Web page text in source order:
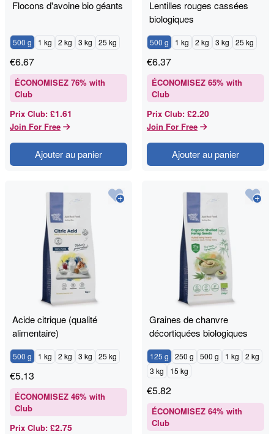
Flocons d'avoine bio géants
500 g 1 kg 2 kg 3 kg 25 kg
€6.67
ÉCONOMISEZ 76% with
Club
Prix Club: £1.61
Join For Free
Ajouter au panier
Lentilles rouges cassées
biologiques
500 g 1 kg 2 kg 3 kg 25 kg
€6.37
ÉCONOMISEZ 65% with
Club
Prix Club: £2.20
Join For Free
Ajouter au panier
Acide citrique (qualité
alimentaire)
500 g 1 kg 2 kg 3 kg 25 kg
€5.13
ÉCONOMISEZ 46% with
Club
Prix Club: £2.75
Graines de chanvre
décortiquées biologiques
125 g 250 g 500 g 1 kg
2 kg
3 kg
15 kg
€5.82
ÉCONOMISEZ 64% with
Club